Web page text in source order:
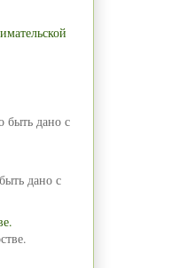
быть дано с
дано с